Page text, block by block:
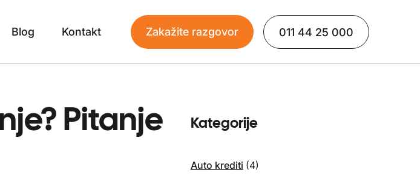
Blog Kontakt Zakažite razgovor 011 44 25 000
Pitanje
Kategorije
Auto krediti (4)